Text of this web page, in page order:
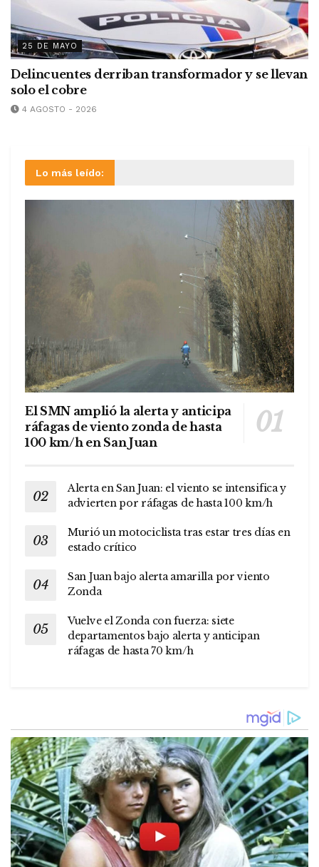
25 DE MAYO
Delincuentes derriban transformador y se llevan
solo el cobre
4 AGOSTO - 2026
Lo más leído:
El SMN amplió la alerta y anticipa
ráfagas de viento zonda de hasta
100 km/h en San Juan
Alerta en San Juan: el viento se intensifica y
advierten por ráfagas de hasta 100 km/h
Murió un motociclista tras estar tres días en
estado crítico
San Juan bajo alerta amarilla por viento
Zonda
Vuelve el Zonda con fuerza: siete
departamentos bajo alerta y anticipan
ráfagas de hasta 70 km/h